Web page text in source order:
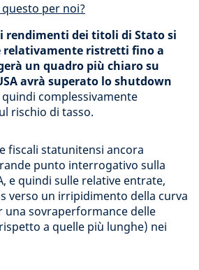
per noi?
rendimenti dei titoli di Stato si
relativamente ristretti fino a
un quadro più chiaro su
avrà superato lo shutdown
complessivamente
rischio di tasso.
fiscali statunitensi ancora
punto interrogativo sulla
e quindi sulle relative entrate,
verso un irripidimento della curva
una sovraperformance delle
a quelle più lunghe) nei